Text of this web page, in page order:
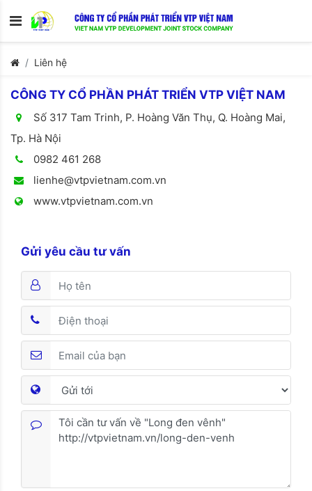
Liên hệ
CÔNG TY CỔ PHẦN PHÁT TRIỂN VTP VIỆT NAM
Số 317 Tam Trinh, P. Hoàng Văn Thụ, Q. Hoàng Mai,
Tp. Hà Nội
0982 461 268
lienhe@vtpvietnam.com.vn
www.vtpvietnam.com.vn
Gửi yêu cầu tư vấn